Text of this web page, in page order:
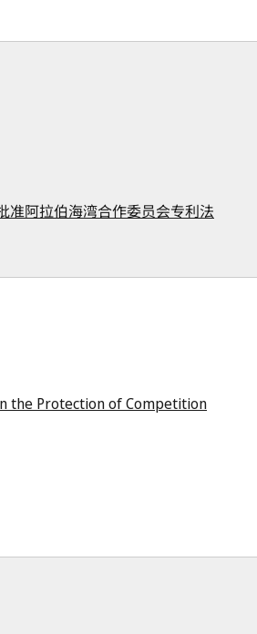
准阿拉伯海湾合作委员会专利法
the Protection of Competition